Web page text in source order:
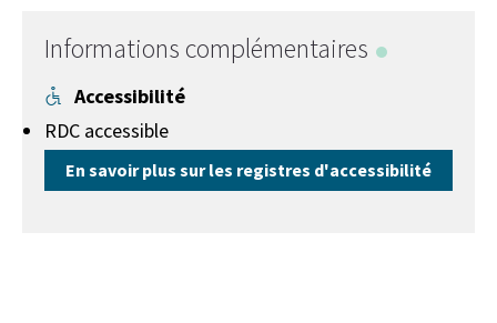
−
Informations complémentaires
Accessibilité
RDC accessible
En savoir plus sur les registres d'accessibilité